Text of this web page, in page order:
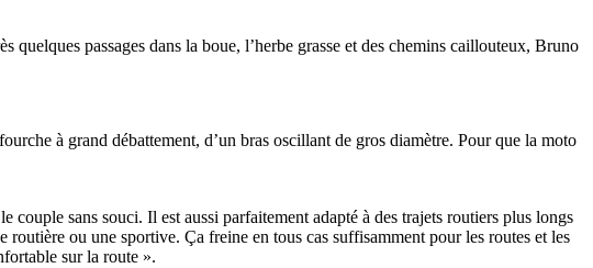
quelques passages dans la boue, l’herbe grasse et des chemins caillouteux, Bruno
à grand débattement, d’un bras oscillant de gros diamètre. Pour que la moto
sans souci. Il est aussi parfaitement adapté à des trajets routiers plus longs
routière ou une sportive. Ça freine en tous cas suffisamment pour les routes et les
sur la route ».